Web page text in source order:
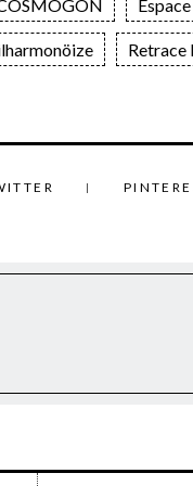
Retrace